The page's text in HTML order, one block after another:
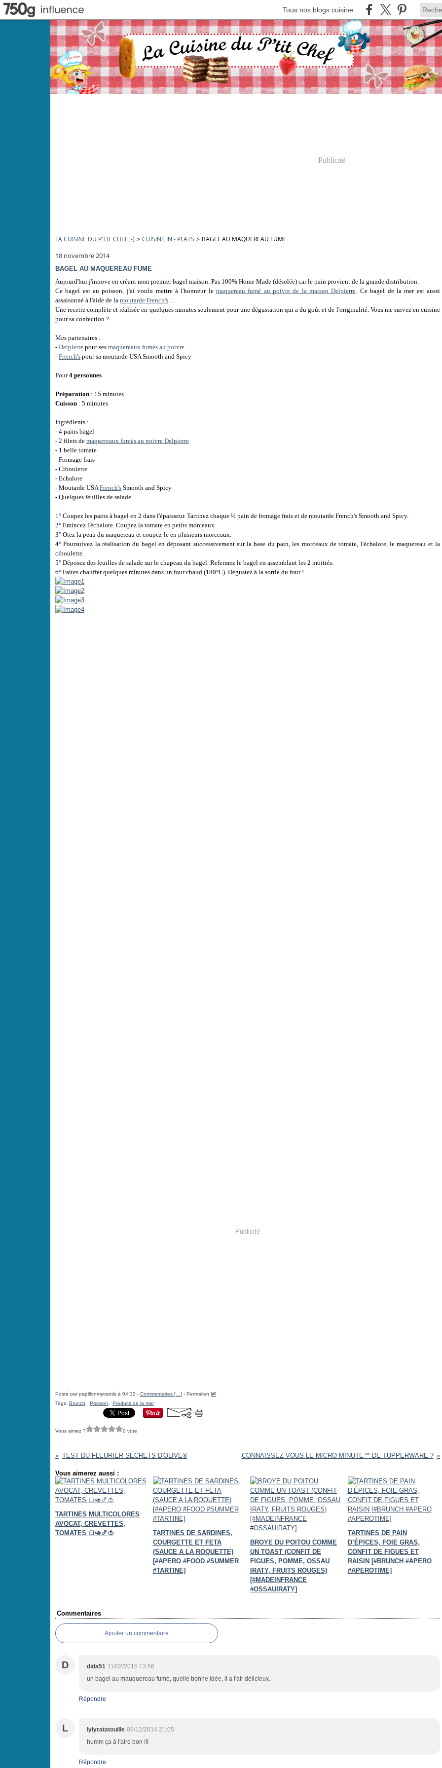
Tous nos blogs cuisine
Publicité
LA CUISINE DU P'TIT CHEF ;-) > CUISINE IN - PLATS > BAGEL AU MAQUEREAU FUME
18 novembre 2014
BAGEL AU MAQUEREAU FUME
Aujourd'hui j'innove en créant mon premier bagel maison. Pas 100% Home Made (désolée) car le pain provient de la grande distribution.
Ce bagel est au poisson, j'ai voulu mettre à l'honneur le maquereau fumé au poivre de la maison Delpierre. Ce bagel de la mer est aussi
assaisonné à l'aide de la moutarde French's...
Une recette complète et réalisée en quelques minutes seulement pour une dégustation qui a du goût et de l'originalité. Vous me suivez en cuisine
pour sa confection ?
Mes partenaires :
- Delpierre pour ses maquereaux fumés au poivre
- French's pour sa moutarde USA Smooth and Spicy
Pour4 personnes
Préparation : 15 minutes
Cuisson : 5 minutes
Ingrédients :
- 4 pains bagel
- 2 filets de maquereaux fumés au poivre Delpierre
- 1 belle tomate
- Fromage frais
- Ciboulette
- Echalote
- Moutarde USAFrench's Smooth and Spicy
- Quelques feuilles de salade
1° Coupez les pains à bagel en 2 dans l'épaisseur. Tartinez chaque ½ pain de fromage frais et de moutarde French's Smooth and Spicy.
2° Emincez l'échalote. Coupez la tomate en petits morceaux.
3° Otez la peau du maquereau et coupez-le en plusieurs morceaux.
4° Poursuivez la réalisation du bagel en déposant successivement sur la base du pain, les morceaux de tomate, l'échalote, le maquereau et la
ciboulette.
5° Déposez des feuilles de salade sur le chapeau du bagel. Refermez le bagel en assemblant les 2 moitiés.
6° Faites chauffer quelques minutes dans un four chaud (180°C). Dégustez à la sortie du four !
Publicité
Posté par papillonmyosotis à 04:32 - Commentaires [ ] - Permalien [#]
Tags: Brunch Poisson Produits de la mer
Vous aimez ? 0 vote
TEST DU FLEURIER SECRETS D'OLIVE® CONNAISSEZ-VOUS LE MICRO MINUTE™ DE TUPPERWARE ?
Vous aimerez aussi :
TARTINES MULTICOLORES
AVOCAT, CREVETTES,
TOMATES 🍞🥑🍤🍅
TARTINES DE SARDINES,
COURGETTE ET FETA
(SAUCE A LA ROQUETTE)
[#APERO #FOOD #SUMMER
#TARTINE]
BROYE DU POITOU COMME
UN TOAST (CONFIT DE
FIGUES, POMME, OSSAU
IRATY, FRUITS ROUGES)
[#MADEINFRANCE
#OSSAUIRATY]
TARTINES DE PAIN
D’ÉPICES, FOIE GRAS,
CONFIT DE FIGUES ET
RAISIN [#BRUNCH #APERO
#APEROTIME]
Commentaires
Ajouter un commentaire
D dida51 11/02/2015 13:56
un bagel au mauquereau fumé, quelle bonne idée, il a l'air délicieux.
Répondre
L lylyratatouille 03/12/2014 21:05
humm ça à l'aire bon !!!
Répondre